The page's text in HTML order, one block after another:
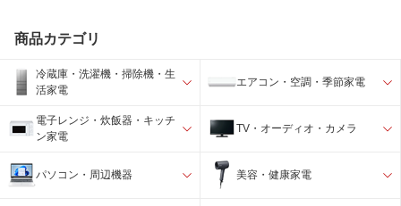
商品カテゴリ
冷蔵庫・洗濯機・掃除機・生
活家電
エアコン・空調・季節家電
電子レンジ・炊飯器・キッチ
ン家電
TV・オーディオ・カメラ
パソコン・周辺機器 美容・健康家電